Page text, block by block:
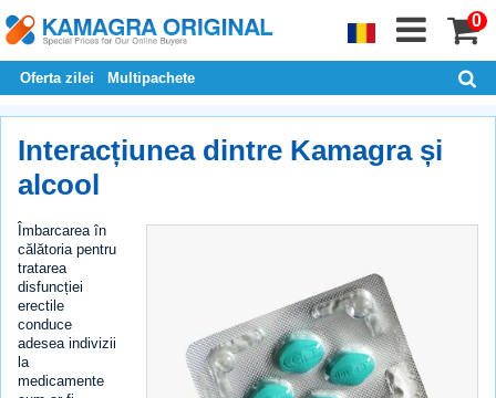
0
Oferta zilei Multipachete
Interacțiunea dintre Kamagra și
alcool
Îmbarcarea în
călătoria pentru
tratarea
disfuncției
erectile
conduce
adesea indivizii
la
medicamente